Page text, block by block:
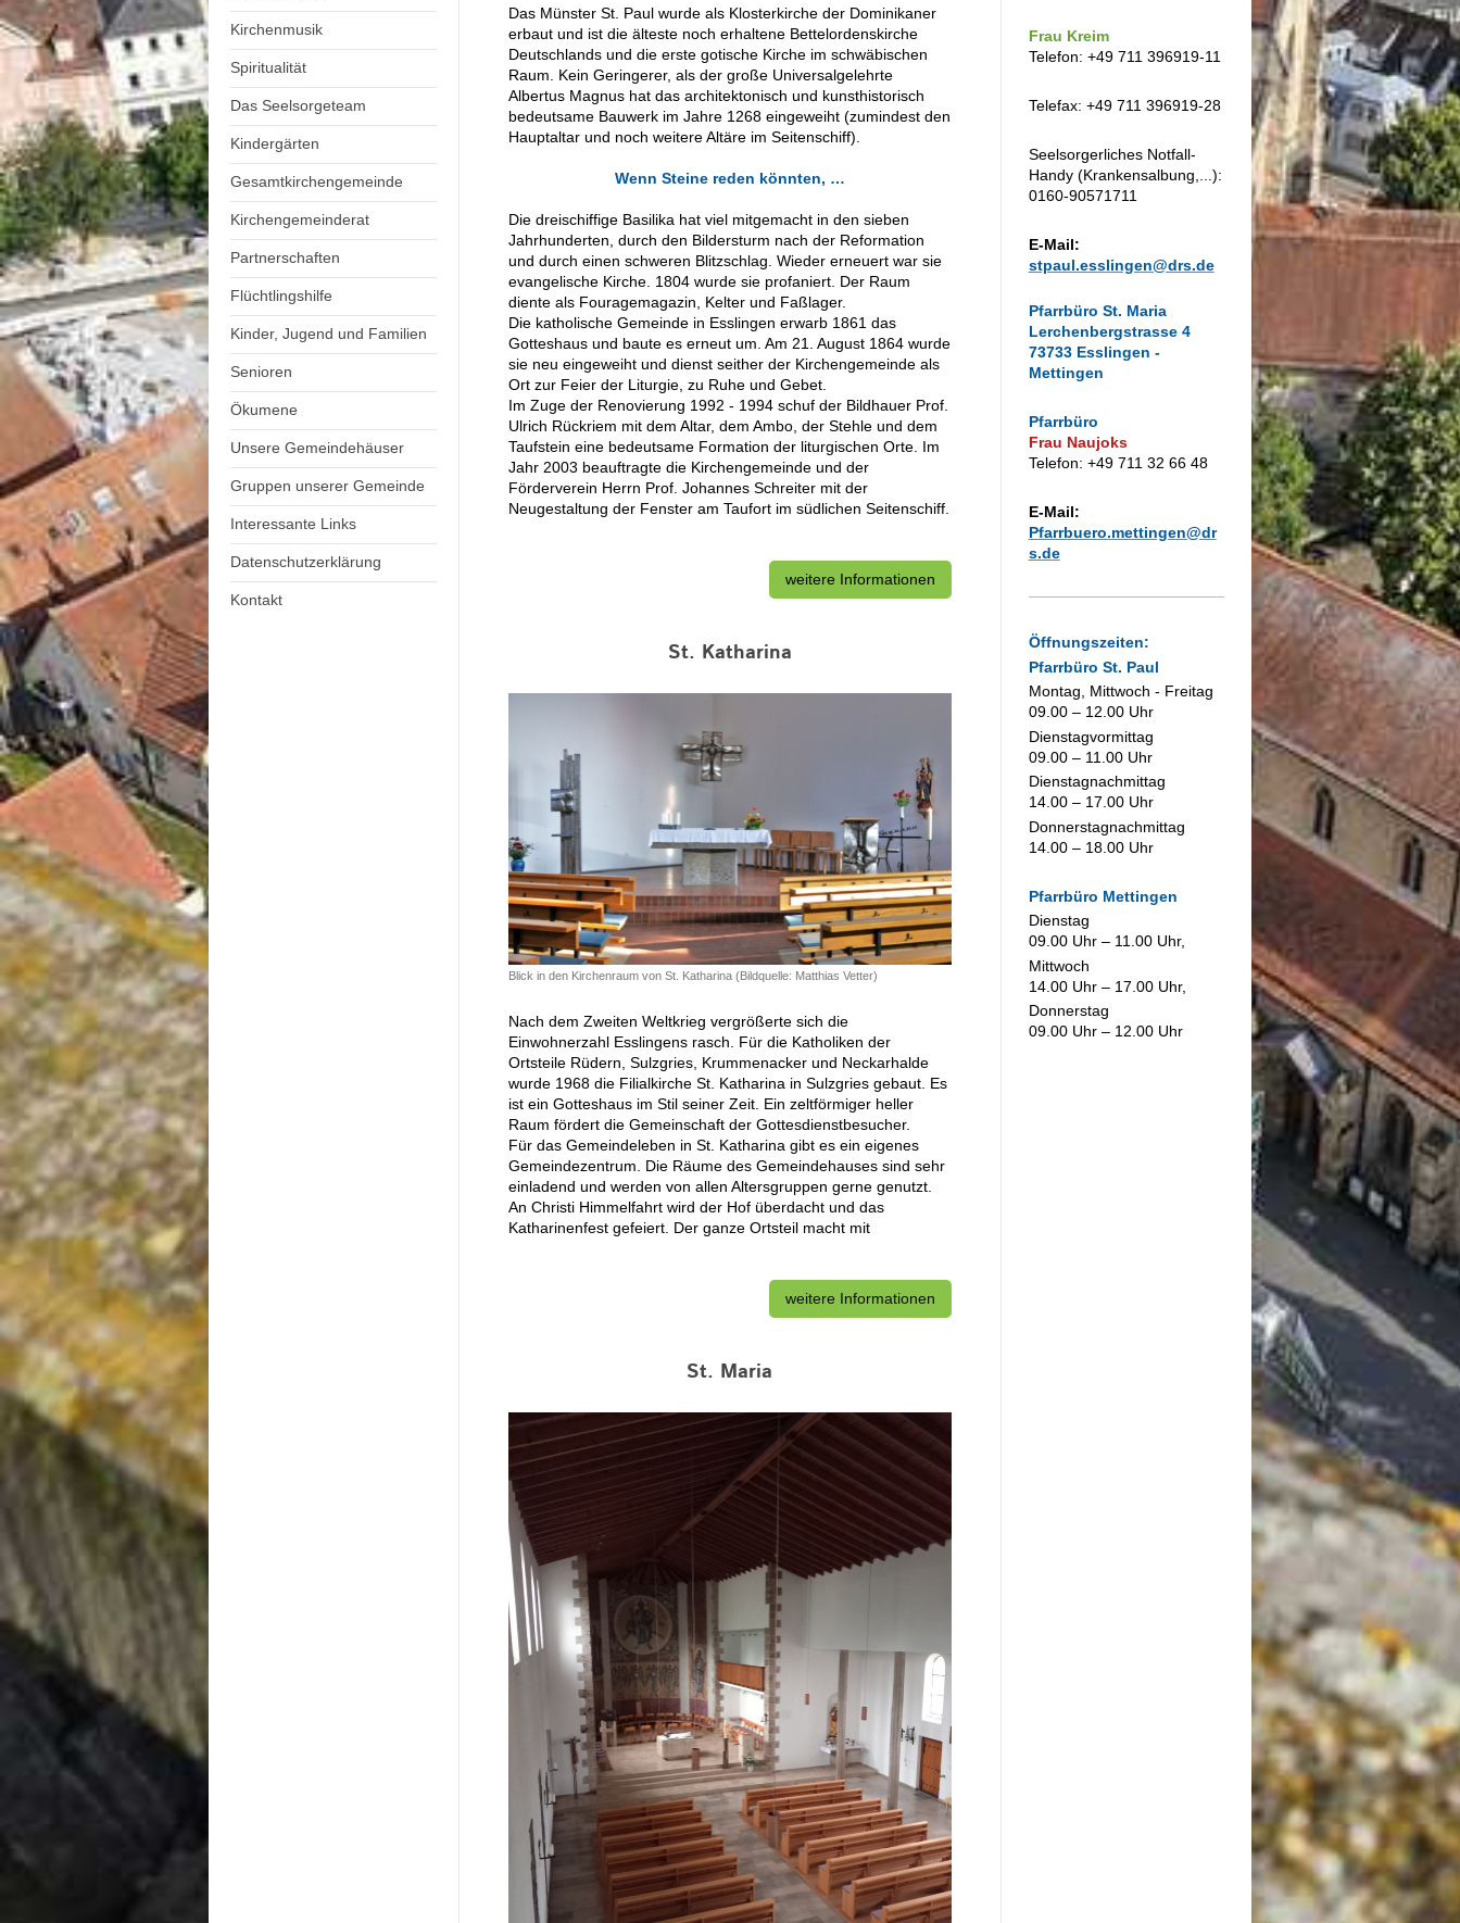
Kirchenmusik
Spiritualität
Das Seelsorgeteam
Kindergärten
Gesamtkirchengemeinde
Kirchengemeinderat
Partnerschaften
Flüchtlingshilfe
Kinder, Jugend und Familien
Senioren
Ökumene
Unsere Gemeindehäuser
Gruppen unserer Gemeinde
Interessante Links
Datenschutzerklärung
Kontakt
Das Münster St. Paul wurde als Klosterkirche der Dominikaner
erbaut und ist die älteste noch erhaltene Bettelordenskirche
Deutschlands und die erste gotische Kirche im schwäbischen
Raum. Kein Geringerer, als der große Universalgelehrte
Albertus Magnus hat das architektonisch und kunsthistorisch
bedeutsame Bauwerk im Jahre 1268 eingeweiht (zumindest den
Hauptaltar und noch weitere Altäre im Seitenschiff).
Wenn Steine reden könnten, …
Die dreischiffige Basilika hat viel mitgemacht in den sieben
Jahrhunderten, durch den Bildersturm nach der Reformation
und durch einen schweren Blitzschlag. Wieder erneuert war sie
evangelische Kirche. 1804 wurde sie profaniert. Der Raum
diente als Fouragemagazin, Kelter und Faßlager.
Die katholische Gemeinde in Esslingen erwarb 1861 das
Gotteshaus und baute es erneut um. Am 21. August 1864 wurde
sie neu eingeweiht und dienst seither der Kirchengemeinde als
Ort zur Feier der Liturgie, zu Ruhe und Gebet.
Im Zuge der Renovierung 1992 - 1994 schuf der Bildhauer Prof.
Ulrich Rückriem mit dem Altar, dem Ambo, der Stehle und dem
Taufstein eine bedeutsame Formation der liturgischen Orte. Im
Jahr 2003 beauftragte die Kirchengemeinde und der
Förderverein Herrn Prof. Johannes Schreiter mit der
Neugestaltung der Fenster am Taufort im südlichen Seitenschiff.
weitere Informationen
St. Katharina
Blick in den Kirchenraum von St. Katharina (Bildquelle: Matthias Vetter)
Nach dem Zweiten Weltkrieg vergrößerte sich die
Einwohnerzahl Esslingens rasch. Für die Katholiken der
Ortsteile Rüdern, Sulzgries, Krummenacker und Neckarhalde
wurde 1968 die Filialkirche St. Katharina in Sulzgries gebaut. Es
ist ein Gotteshaus im Stil seiner Zeit. Ein zeltförmiger heller
Raum fördert die Gemeinschaft der Gottesdienstbesucher.
Für das Gemeindeleben in St. Katharina gibt es ein eigenes
Gemeindezentrum. Die Räume des Gemeindehauses sind sehr
einladend und werden von allen Altersgruppen gerne genutzt.
An Christi Himmelfahrt wird der Hof überdacht und das
Katharinenfest gefeiert. Der ganze Ortsteil macht mit
weitere Informationen
St. Maria
Frau Kreim
Telefon: +49 711 396919-11
Telefax: +49 711 396919-28
Seelsorgerliches Notfall-
Handy (Krankensalbung,...):
0160-90571711
E-Mail:
stpaul.esslingen@drs.de
Pfarrbüro St. Maria
Lerchenbergstrasse 4
73733 Esslingen -
Mettingen
Pfarrbüro
Frau Naujoks
Telefon: +49 711 32 66 48
E-Mail:
Pfarrbuero.mettingen@dr
s.de
Öffnungszeiten:
Pfarrbüro St. Paul
Montag, Mittwoch - Freitag
09.00 – 12.00 Uhr
Dienstagvormittag
09.00 – 11.00 Uhr
Dienstagnachmittag
14.00 – 17.00 Uhr
Donnerstagnachmittag
14.00 – 18.00 Uhr
Pfarrbüro Mettingen
Dienstag
09.00 Uhr – 11.00 Uhr,
Mittwoch
14.00 Uhr – 17.00 Uhr,
Donnerstag
09.00 Uhr – 12.00 Uhr